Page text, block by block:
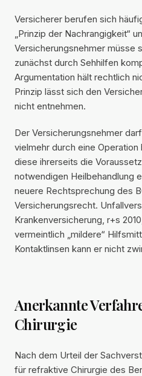
Versicherer berufen sich
„Prinzip der Nachrangigkeit“
Versicherungsnehmer müsse
zunächst durch Sehhilfen
Argumentation hält rechtlich
Prinzip lässt sich den
nicht entnehmen.
Der Versicherungsnehmer
vielmehr durch eine
diese ihrerseits die
notwendigen Heilbehandlung
neuere Rechtsprechung des
Versicherungsrecht.
Krankenversicherung, r+s
vermeintlich „mildere“
Kontaktlinsen kann er nicht
Anerkannte
Chirurgie
Nach dem Urteil der
für refraktive Chirurgie des